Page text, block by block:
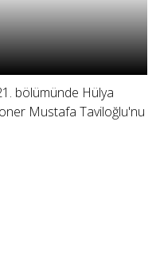
bölümünde Hülya
Mustafa Taviloğlu'nu